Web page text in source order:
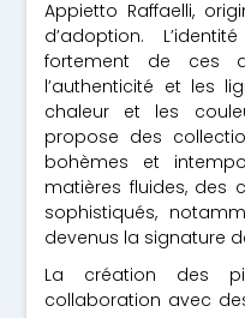
Appietto Raffaelli,
d’adoption.
fortement de ces
l’authenticité et les
chaleur et les
propose des
bohèmes et
matières fluides, des
sophistiqués,
devenus la signature
La création des
collaboration avec